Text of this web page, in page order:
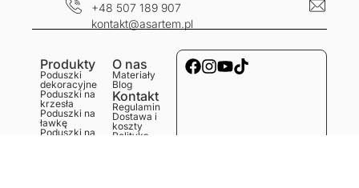
+48 507 189 907
kontakt@asartem.pl
Produkty
Poduszki
dekoracyjne
Poduszki na
krzesła
Poduszki na
ławkę
Poduszki na
O nas
Materiały
Blog
Kontakt
Regulamin
Dostawa i
koszty
Polityka